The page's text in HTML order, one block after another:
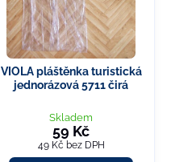
VIOLA pláštěnka turistická
jednorázová 5711 čirá
Skladem
59 Kč
49 Kč bez DPH